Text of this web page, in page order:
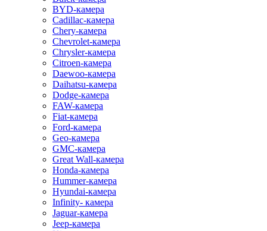
BYD-камера
Cadillac-камера
Chery-камера
Chevrolet-камера
Chrysler-камера
Citroen-камера
Daewoo-камера
Daihatsu-камера
Dodge-камера
FAW-камера
Fiat-камера
Ford-камера
Geo-камера
GMC-камера
Great Wall-камера
Honda-камера
Hummer-камера
Hyundai-камера
Infinity- камера
Jaguar-камера
Jeep-камера